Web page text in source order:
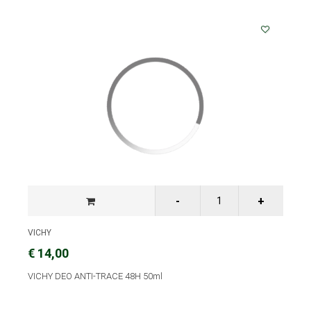
VICHY
€ 14,00
VICHY DEO ANTI-TRACE 48H 50ml